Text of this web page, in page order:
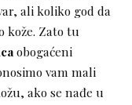
ali koliko god da
kože. Zato tu
obogaćeni
vam mali
ako se nađe u